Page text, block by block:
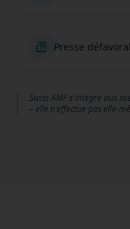
Presse
Swiss AMF s'intègre aux
– elle n'effectue pas elle-